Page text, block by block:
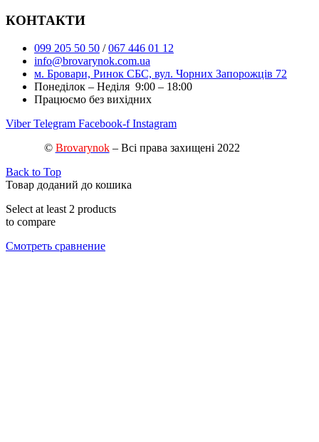
КОНТАКТИ
099 205 50 50 /067 446 01 12
info@brovarynok.com.ua
м. Бровари, Ринок СБС, вул. Чорних Запорожців 72
Понеділок – Неділя 9:00 – 18:00
Працюємо без вихідних
Viber Telegram Facebook-f Instagram
© Brovarynok– Всі права захищені 2022
Back to Top
Товар доданий до кошика
Select at least 2 products
to compare
Смотреть сравнение